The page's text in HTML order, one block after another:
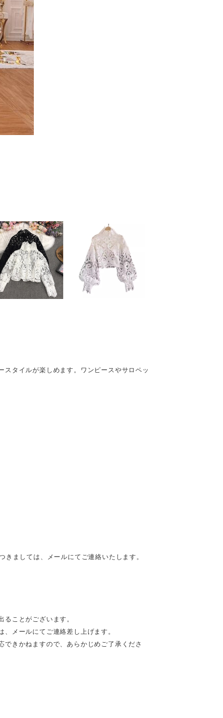
タイルが楽しめます。ワンピースやサロペッ
ましては、メールにてご連絡いたします。
ことがございます。
メールにてご連絡差し上げます。
きかねますので、あらかじめご了承くださ